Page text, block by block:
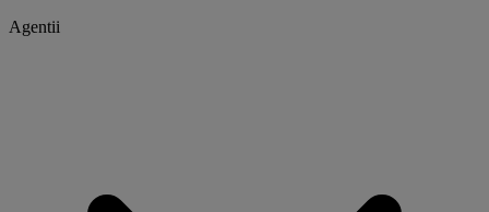
Agentii